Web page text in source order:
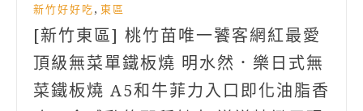
新竹好好吃 , 東區
[新竹東區] 桃竹苗唯一饕客網紅最愛
頂級無菜單鐵板燒 明水然．樂日式無
菜鐵板燒 A5和牛菲力入口即化油脂香